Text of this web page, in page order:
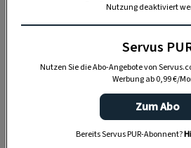
„Servus Garten“ auf
Nutzen Sie WhatsApp auf Ihrem
dem Balkon, der Terrasse oder im
unserem kostenlosen WhatsApp-
Tipps und Tricks für Garten,
Zimmerpflanzen.
Nutzung deaktiviert
Servus
Nutzen Sie die Abo-Angebote von
Werbung ab 0,99 €/
Zum Abo
Bereits Servus PUR-Abonnent?